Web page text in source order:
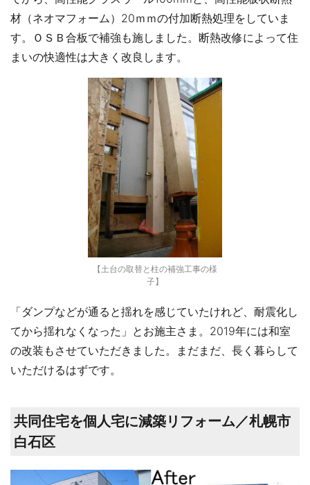
材（ネオマフォーム）20ｍｍの付加断熱処理をしていま
す。ＯＳＢ合板で補強も施しました。断熱改修によって住
まいの快適性は大きく改良します。
【土台の取替と柱の補強工事の様
子】
「ダンプなどが通ると揺れを感じていたけれど、耐震化し
てから揺れなくなった」とお施主さま。2019年には和室
の改装もさせていただきました。まだまだ、長く暮らして
いただけるはずです。
共同住宅を個人宅に減築リフォーム／札幌市
白石区